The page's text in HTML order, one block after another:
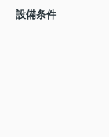
設備条件